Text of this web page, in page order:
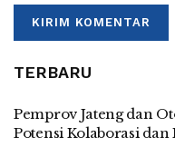
TERBARU
Pemprov Jateng dan
Potensi Kolaborasi dan